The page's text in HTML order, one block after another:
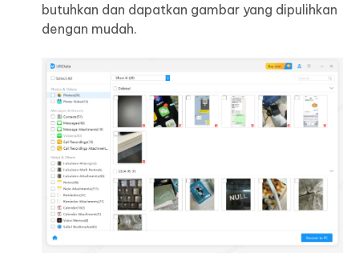
butuhkan dan dapatkan gambar yang dipulihkan
dengan mudah.